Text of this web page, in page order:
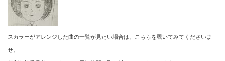
スカラーがアレンジした曲の一覧が見たい場合は、こちらを覗いてみてくださいま
せ。